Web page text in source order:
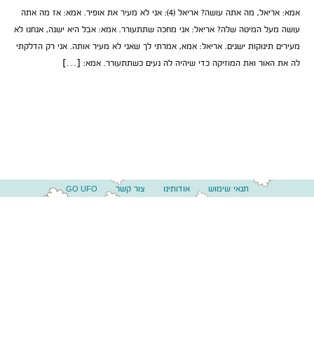
אמא: אריאל, מה אתה עושה? אריאל (4): אני לא מעיר את אופיר. אמא: אז מה אתה
עושה מעל המיטה שלה? אריאל: אני מחכה שתתעורר. אמא: אבל היא ישנה, אנחנו לא
מעירים תינוקות ישנים. אריאל: אמא, אמרתי לך שאני לא מעיר אותה. אני רק הדלקתי
לה את האור ואת המוזיקה כדי שיהיה לה נעים כשתתעורר. אמא: […]
תנאי שימוש אודותינו צור קשר GO UFO